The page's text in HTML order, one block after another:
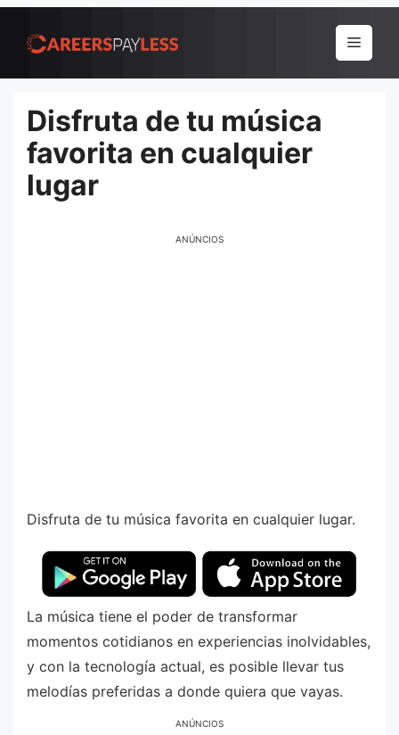
para
conteúdo
Menu
Disfruta de tu música
favorita en cualquier
lugar
ANÚNCIOS
Disfruta de tu música favorita en cualquier lugar.
La música tiene el poder de transformar
momentos cotidianos en experiencias inolvidables,
y con la tecnología actual, es posible llevar tus
melodías preferidas a donde quiera que vayas.
ANÚNCIOS